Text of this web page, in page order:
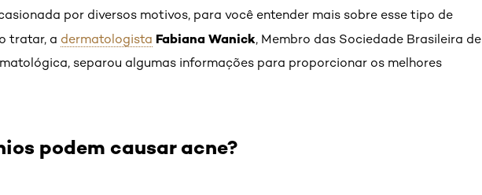
por diversos motivos, para você entender mais sobre esse tipo de
tratar, a dermatologista Fabiana Wanick, Membro das Sociedade Brasileira de
separou algumas informações para proporcionar os melhores
podem causar acne?